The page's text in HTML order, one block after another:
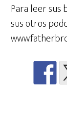
Para leer sus
sus otros